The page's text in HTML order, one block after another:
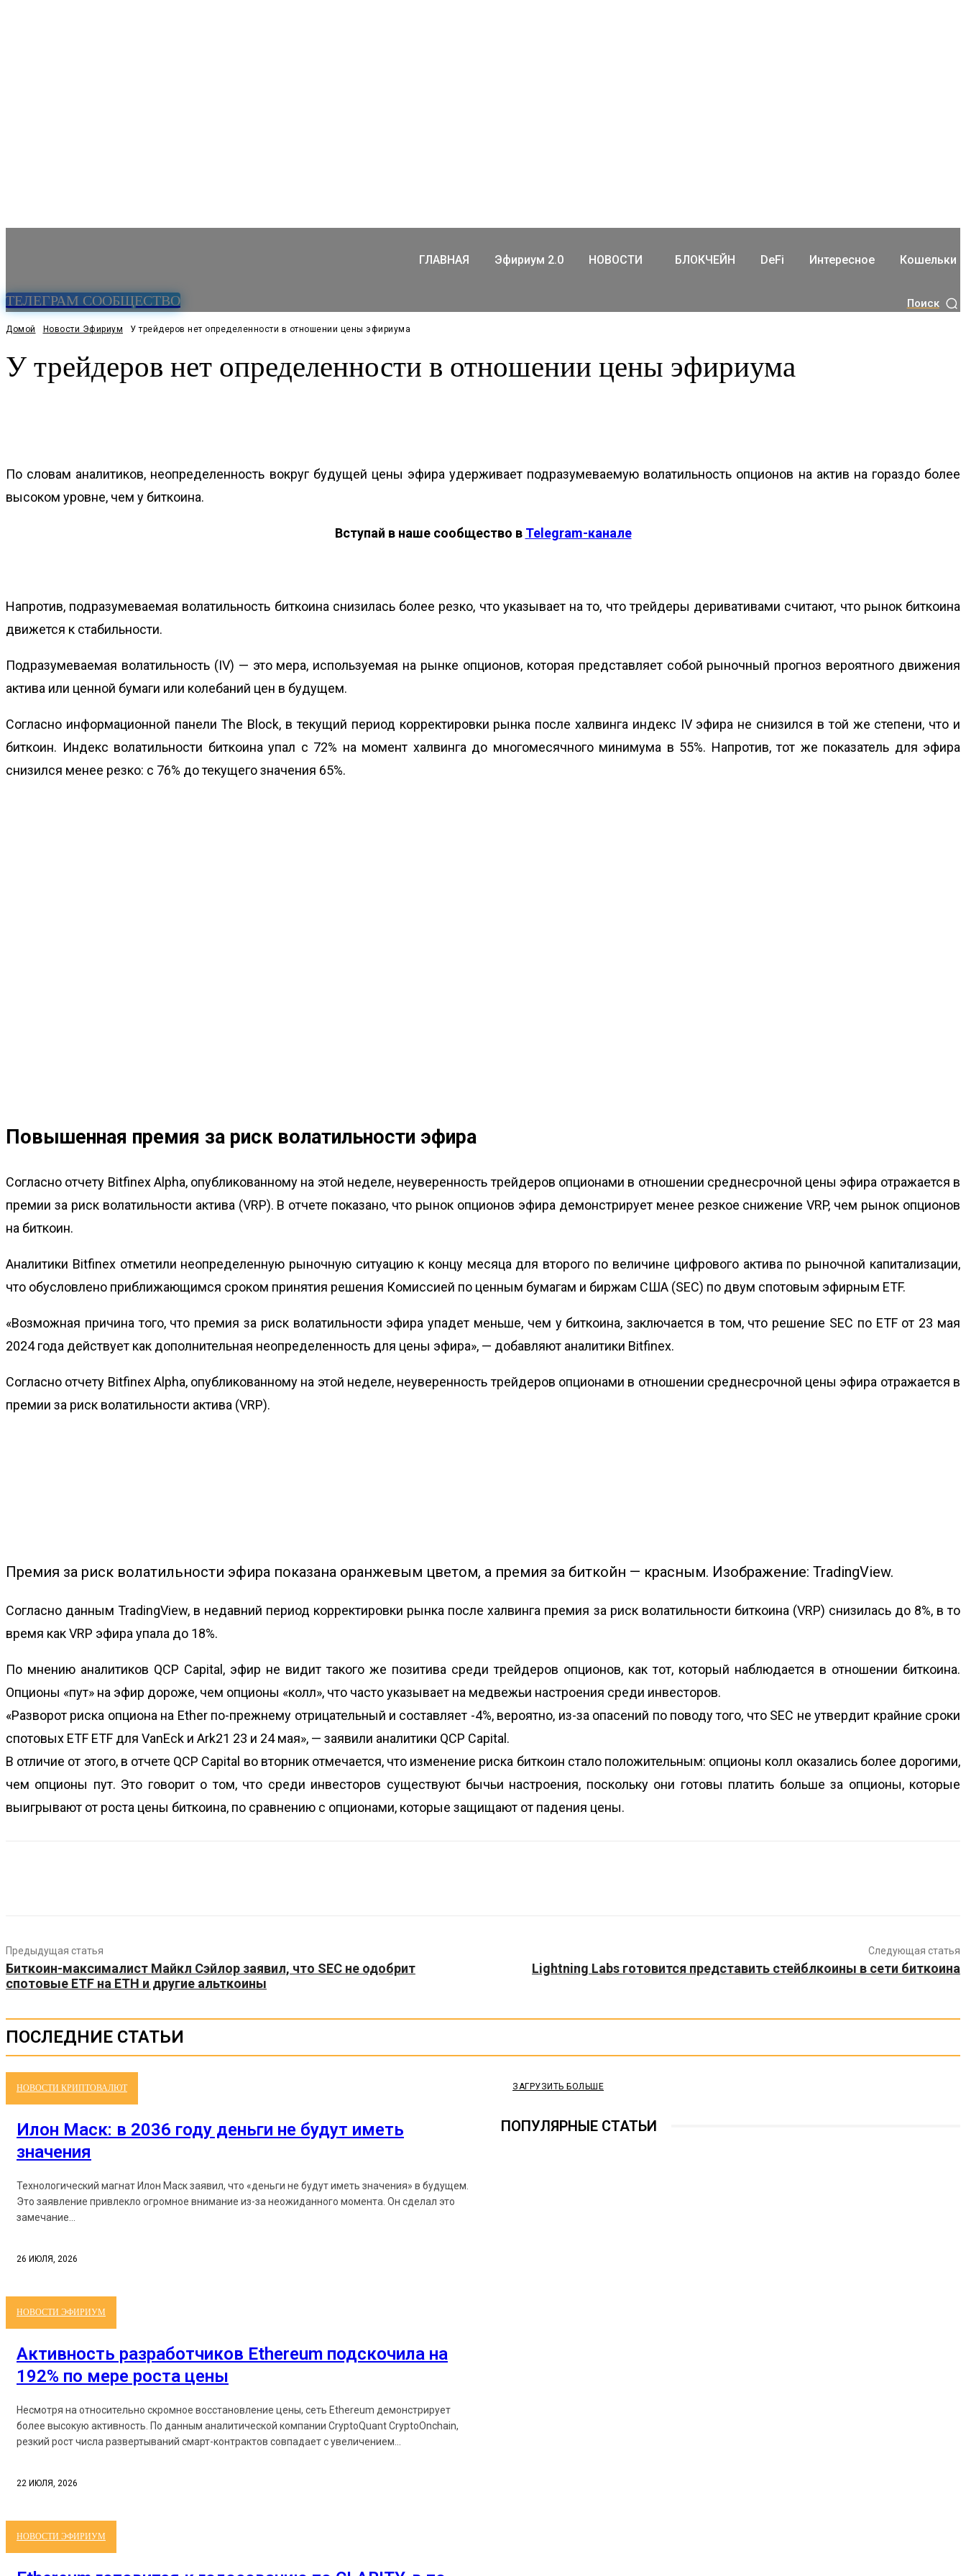
ТЕЛЕГРАМ СООБЩЕСТВО
ГЛАВНАЯ Эфириум 2.0 НОВОСТИ БЛОКЧЕЙН DeFi Интересное Кошельки
Поиск
Домой Новости Эфириум У трейдеров нет определенности в отношении цены эфириума
У трейдеров нет определенности в отношении цены эфириума
По словам аналитиков, неопределенность вокруг будущей цены эфира удерживает подразумеваемую волатильность опционов на актив на гораздо более
высоком уровне, чем у биткоина.
Вступай в наше сообщество в Telegram-канале
Напротив, подразумеваемая волатильность биткоина снизилась более резко, что указывает на то, что трейдеры деривативами считают, что рынок биткоина
движется к стабильности.
Подразумеваемая волатильность (IV) — это мера, используемая на рынке опционов, которая представляет собой рыночный прогноз вероятного движения
актива или ценной бумаги или колебаний цен в будущем.
Согласно информационной панели The Block, в текущий период корректировки рынка после халвинга индекс IV эфира не снизился в той же степени, что и
биткоин. Индекс волатильности биткоина упал с 72% на момент халвинга до многомесячного минимума в 55%. Напротив, тот же показатель для эфира
снизился менее резко: с 76% до текущего значения 65%.
Повышенная премия за риск волатильности эфира
Согласно отчету Bitfinex Alpha, опубликованному на этой неделе, неуверенность трейдеров опционами в отношении среднесрочной цены эфира отражается в
премии за риск волатильности актива (VRP). В отчете показано, что рынок опционов эфира демонстрирует менее резкое снижение VRP, чем рынок опционов
на биткоин.
Аналитики Bitfinex отметили неопределенную рыночную ситуацию к концу месяца для второго по величине цифрового актива по рыночной капитализации,
что обусловлено приближающимся сроком принятия решения Комиссией по ценным бумагам и биржам США (SEC) по двум спотовым эфирным ETF.
«Возможная причина того, что премия за риск волатильности эфира упадет меньше, чем у биткоина, заключается в том, что решение SEC по ETF от 23 мая
2024 года действует как дополнительная неопределенность для цены эфира», — добавляют аналитики Bitfinex.
Согласно отчету Bitfinex Alpha, опубликованному на этой неделе, неуверенность трейдеров опционами в отношении среднесрочной цены эфира отражается в
премии за риск волатильности актива (VRP).
Премия за риск волатильности эфира показана оранжевым цветом, а премия за биткойн — красным. Изображение: TradingView.
Согласно данным TradingView, в недавний период корректировки рынка после халвинга премия за риск волатильности биткоина (VRP) снизилась до 8%, в то
время как VRP эфира упала до 18%.
По мнению аналитиков QCP Capital, эфир не видит такого же позитива среди трейдеров опционов, как тот, который наблюдается в отношении биткоина.
Опционы «пут» на эфир дороже, чем опционы «колл», что часто указывает на медвежьи настроения среди инвесторов.
«Разворот риска опциона на Ether по-прежнему отрицательный и составляет -4%, вероятно, из-за опасений по поводу того, что SEC не утвердит крайние сроки
спотовых ETF ETF для VanEck и Ark21 23 и 24 мая», — заявили аналитики QCP Capital.
В отличие от этого, в отчете QCP Capital во вторник отмечается, что изменение риска биткоин стало положительным: опционы колл оказались более дорогими,
чем опционы пут. Это говорит о том, что среди инвесторов существуют бычьи настроения, поскольку они готовы платить больше за опционы, которые
выигрывают от роста цены биткоина, по сравнению с опционами, которые защищают от падения цены.
Предыдущая статья
Биткоин-максималист Майкл Сэйлор заявил, что SEC не одобрит
спотовые ETF на ETH и другие альткоины
Следующая статья
Lightning Labs готовится представить стейблкоины в сети биткоина
ПОСЛЕДНИЕ СТАТЬИ
НОВОСТИ КРИПТОВАЛЮТ
Илон Маск: в 2036 году деньги не будут иметь
значения
Технологический магнат Илон Маск заявил, что «деньги не будут иметь значения» в будущем.
Это заявление привлекло огромное внимание из-за неожиданного момента. Он сделал это
замечание...
26 ИЮЛЯ, 2026
НОВОСТИ ЭФИРИУМ
Активность разработчиков Ethereum подскочила на
192% по мере роста цены
Несмотря на относительно скромное восстановление цены, сеть Ethereum демонстрирует
более высокую активность. По данным аналитической компании CryptoQuant CryptoOnchain,
резкий рост числа развертываний смарт-контрактов совпадает с увеличением...
22 ИЮЛЯ, 2026
НОВОСТИ ЭФИРИУМ
ЗАГРУЗИТЬ БОЛЬШЕ
ПОПУЛЯРНЫЕ СТАТЬИ